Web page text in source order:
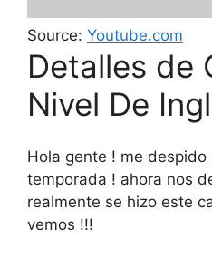
Source: Youtube.com
Detalles de
Nivel De
Hola gente ! me
temporada ! ahora nos
realmente se hizo este
vemos !!!